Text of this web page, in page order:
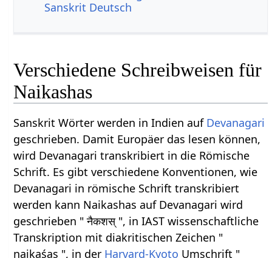
Sanskrit Deutsch
Verschiedene Schreibweisen für
Naikashas
Sanskrit Wörter werden in Indien auf Devanagari
geschrieben. Damit Europäer das lesen können,
wird Devanagari transkribiert in die Römische
Schrift. Es gibt verschiedene Konventionen, wie
Devanagari in römische Schrift transkribiert
werden kann Naikashas auf Devanagari wird
geschrieben " नैकशस् ", in IAST wissenschaftliche
Transkription mit diakritischen Zeichen "
naikaśas ", in der Harvard-Kyoto Umschrift "